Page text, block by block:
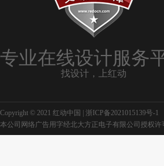
6周年庆典海报
专业在线设计服务
找设计，上红动
Copyright © 2021 红动中国 | 浙ICP备2021015139号-1
本公司网络广告用字经北大方正电子有限公司授权